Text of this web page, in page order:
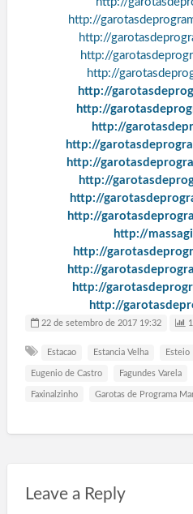
http://
http://
http://
http://
http://
http://
http://
http://
http://
http://
http://
http://
http://
http://
http://
http://
http://
22 de setembro de 2017 19:32
Estacao Estancia Velha Esteio
Eugenio de Castro Fagundes Varela
Faxinalzinho Garotas de Programa
Leave a Reply